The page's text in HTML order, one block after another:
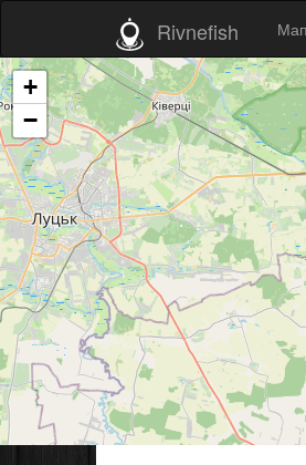
Rivnefish
+
−